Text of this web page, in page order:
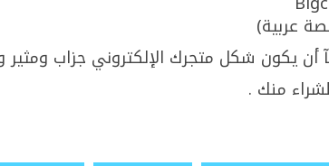
أن يكون شكل متجرك الإلكتروني جزاب ومثير
منك .